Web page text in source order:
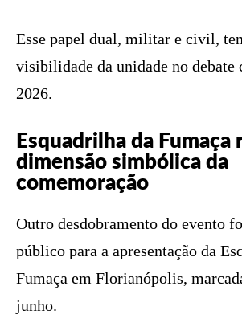
Esse papel dual, militar e civil,
visibilidade da unidade no debate
2026.
Esquadrilha da Fumaça
dimensão simbólica da
comemoração
Outro desdobramento do evento
público para a apresentação da
Fumaça em Florianópolis,
junho.